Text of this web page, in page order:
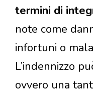
termini di
note come
infortuni o
L’indennizzo
ovvero una